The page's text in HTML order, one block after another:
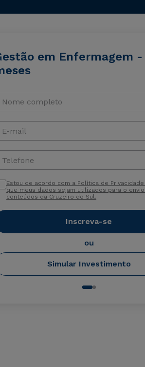
em Enfermagem -
Nome completo
E-mail
Telefone
Estou de acordo com a Política de
que meus dados sejam utilizados para o
conteúdos da Cruzeiro do Sul.
Inscreva-se
ou
Simular Investimento